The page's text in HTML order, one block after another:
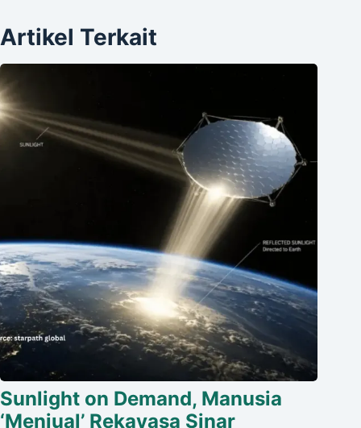
Artikel Terkait
Sunlight on Demand, Manusia
‘Menjual’ Rekayasa Sinar